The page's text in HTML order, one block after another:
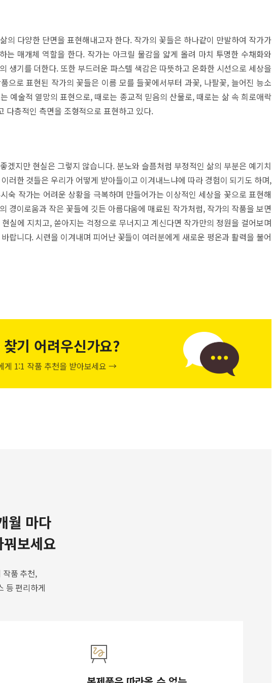
의 다양한 단면을 표현해내고자 한다. 작가의 꽃들은 하나같이 만발하여 작가가
는 매개체 역할을 한다. 작가는 아크릴 물감을 얇게 올려 마치 투명한 수채화와
생기를 더한다. 또한 부드러운 파스텔 색감은 따뜻하고 온화한 시선으로 세상을
으로 표현된 작가의 꽃들은 이름 모를 들꽃에서부터 과꽃, 나팔꽃, 늘어진 능소
예술적 열망의 표현으로, 때로는 종교적 믿음의 산물로, 때로는 삶 속 희로애락
다층적인 측면을 조형적으로 표현하고 있다.
겠지만 현실은 그렇지 않습니다. 분노와 슬픔처럼 부정적인 삶의 부분은 예기치
러한 것들은 우리가 어떻게 받아들이고 이겨내느냐에 따라 경험이 되기도 하며,
숙 작가는 어려운 상황을 극복하며 만들어가는 이상적인 세상을 꽃으로 표현해
경이로움과 작은 꽃들에 깃든 아름다움에 매료된 작가처럼, 작가의 작품을 보면
실에 지치고, 쏟아지는 걱정으로 무너지고 계신다면 작가만의 정원을 걸어보며
랍니다. 시련을 이겨내며 피어난 꽃들이 여러분에게 새로운 평온과 활력을 불어
찾기 어려우신가요?
게 1:1 작품 추천을 받아보세요 →
월 마다
보세요
작품 추천,
등 편리하게